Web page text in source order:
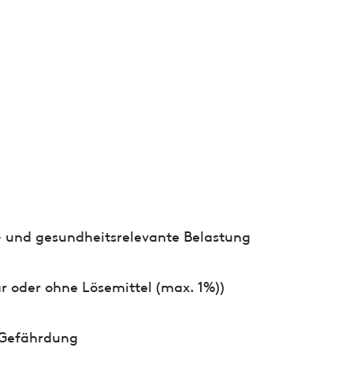
gesundheitsrelevante Belastung
ohne Lösemittel (max. 1%))